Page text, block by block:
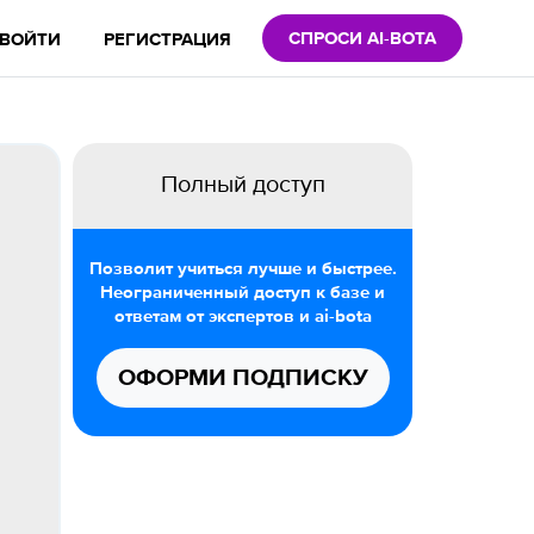
ВОЙТИ РЕГИСТРАЦИЯ СПРОСИ AI-BOTA
Полный доступ
Позволит учиться лучше и быстрее.
Неограниченный доступ к базе и
ответам от экспертов и ai-bota
ОФОРМИ ПОДПИСКУ